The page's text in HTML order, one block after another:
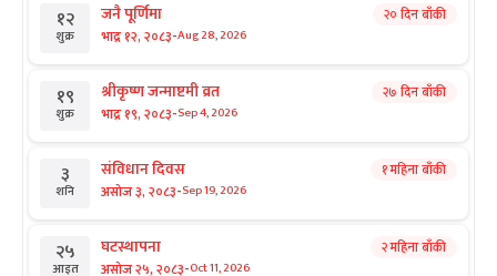
१२
शुक्र
जनै पूर्णिमा
भाद्र १२, २०८३-Aug 28, 2026
२० दिन बाँकी
१९
शुक्र
श्रीकृष्ण जन्माष्टमी व्रत
भाद्र १९, २०८३-Sep 4, 2026
२७ दिन बाँकी
३
शनि
संविधान दिवस
असोज ३, २०८३-Sep 19, 2026
१ महिना बाँकी
२५
आइत
घटस्थापना
असोज २५, २०८३-Oct 11, 2026
२ महिना बाँकी